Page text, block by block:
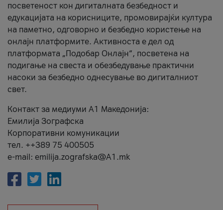
посветеност кон дигиталната безбедност и
едукацијата на корисниците, промовирајќи култура
на паметно, одговорно и безбедно користење на
онлајн платформите. Активноста е дел од
платформата „Подобар Онлајн“, посветена на
подигање на свеста и обезбедување практични
насоки за безбедно однесување во дигиталниот
свет.
Контакт за медиуми А1 Македонија:
Емилија Зографска
Корпоративни комуникации
тел. ++389 75 400505
e-mail: emilija.zografska@A1.mk